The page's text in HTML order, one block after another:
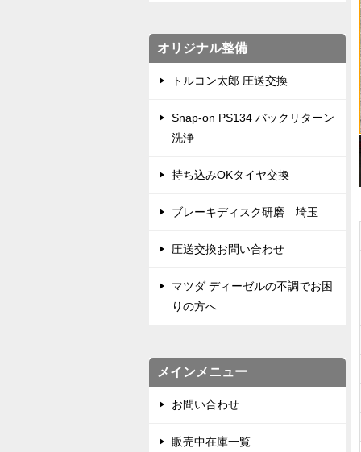
オリジナル整備
トルコン太郎 圧送交換
Snap-on PS134 バックリターン
洗浄
持ち込みOKタイヤ交換
ブレーキディスク研磨 埼玉
圧送交換お問い合わせ
マツダ ディーゼルの不調でお困
りの方へ
メインメニュー
お問い合わせ
販売中在庫一覧